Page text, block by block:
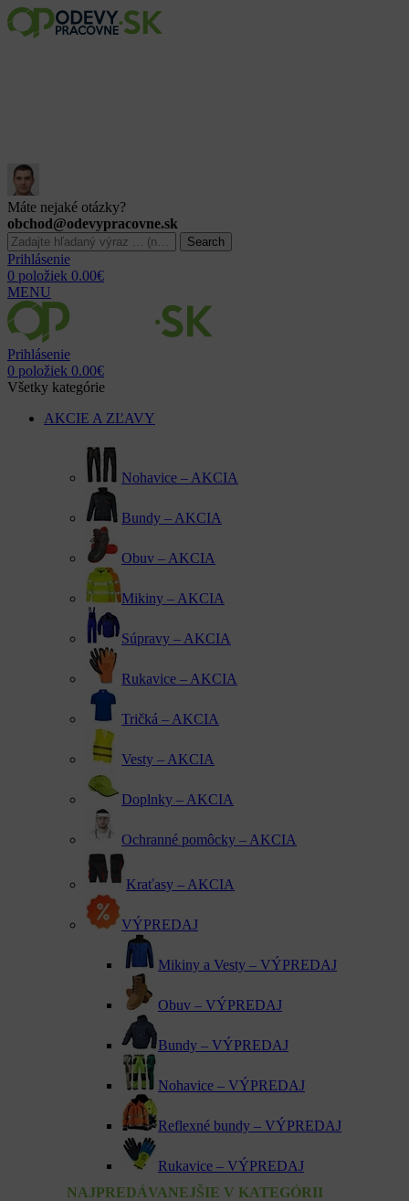
Máte nejaké otázky?
obchod@odevypracovne.sk
Search
Prihlásenie
0 položiek 0.00€
MENU
Prihlásenie
0 položiek 0.00€
Všetky kategórie
AKCIE A ZĽAVY
Nohavice – AKCIA
Bundy – AKCIA
Obuv – AKCIA
Mikiny – AKCIA
Súpravy – AKCIA
Rukavice – AKCIA
Tričká – AKCIA
Vesty – AKCIA
Doplnky – AKCIA
Ochranné pomôcky – AKCIA
Kraťasy – AKCIA
VÝPREDAJ
Mikiny a Vesty – VÝPREDAJ
Obuv – VÝPREDAJ
Bundy – VÝPREDAJ
Nohavice – VÝPREDAJ
Reflexné bundy – VÝPREDAJ
Rukavice – VÝPREDAJ
NAJPREDÁVANEJŠIE V KATEGÓRII